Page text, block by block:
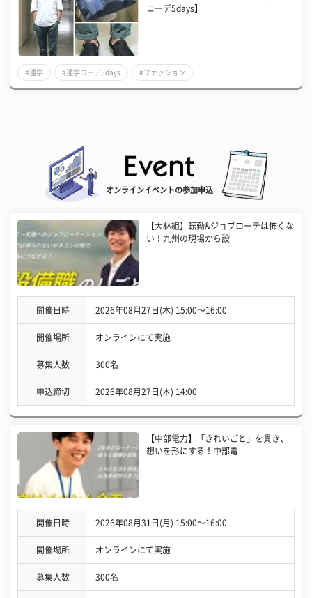
コーデ5days】
#通学 #通学コーデ5days #ファッション
オンラインイベントの参加申込
【大林組】転勤&ジョブローテは怖くな
い！九州の現場から設
開催日時 2026年08月27日(木) 15:00〜16:00
開催場所 オンラインにて実施
募集人数 300名
申込締切 2026年08月27日(木) 14:00
【中部電力】「きれいごと」を貫き、
想いを形にする！中部電
開催日時 2026年08月31日(月) 15:00〜16:00
開催場所 オンラインにて実施
募集人数 300名